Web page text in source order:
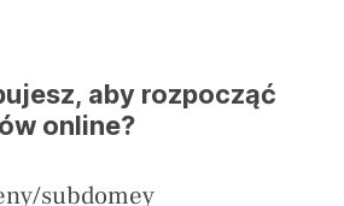
aby rozpocząć
online?
subdomey